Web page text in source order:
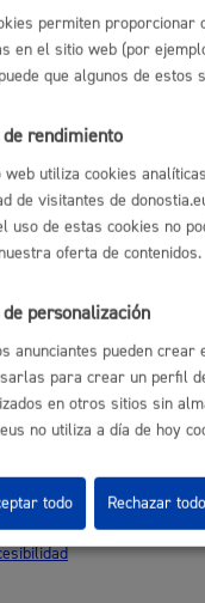
corporativas
- Ayuntamiento de
/ San Sebastián
permiten proporcionar
en el sitio web (por
que algunos de estos
de rendimiento
web utiliza cookies
de visitantes de
uso de estas cookies no
oferta de contenidos.
personalización
anunciantes pueden
para crear un perfil
en otros sitios sin
no utiliza a día de hoy
Rechazar todo
todo